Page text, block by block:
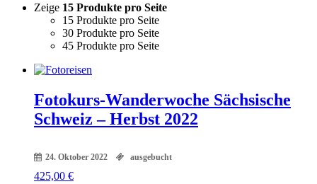
Zeige 15 Produkte pro Seite
15 Produkte pro Seite
30 Produkte pro Seite
45 Produkte pro Seite
Fotokurs-Wanderwoche Sächsische
Schweiz – Herbst 2022
24. Oktober 2022 ausgebucht
425,00 €